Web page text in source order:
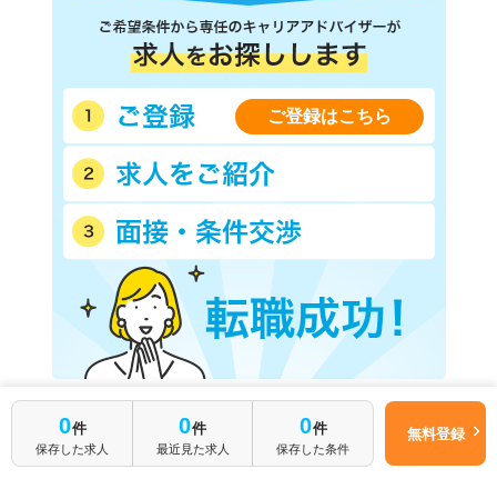
0件
保存した求人
0件
最近見た求人
0件
保存した条件
無料登録
ご登録はこちら
サービスのご利用ガイドはこちら >
よくあるご質問はこちら >